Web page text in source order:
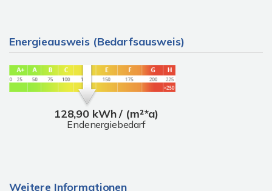
Energieausweis (Bedarfsausweis)
128,90 kWh / (m²*a)
Endenergiebedarf
Weitere Informationen